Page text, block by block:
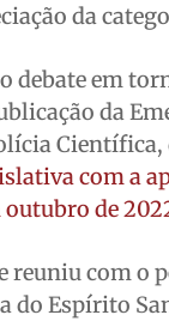
da
debate em
da
com a
de
com o
do Espírito